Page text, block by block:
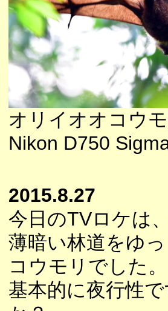
オリイオオコウモ
Nikon D750
2015.8.27
今日のTVロケは
薄暗い林道をゆ
コウモリでした。
基本的に夜行性